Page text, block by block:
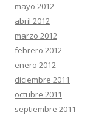
mayo 2012
abril 2012
marzo 2012
febrero 2012
enero 2012
diciembre 2011
octubre 2011
septiembre 2011